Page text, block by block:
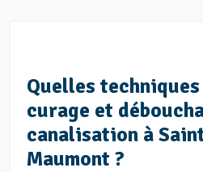
Quelles
curage et
canalisation à
Maumont ?